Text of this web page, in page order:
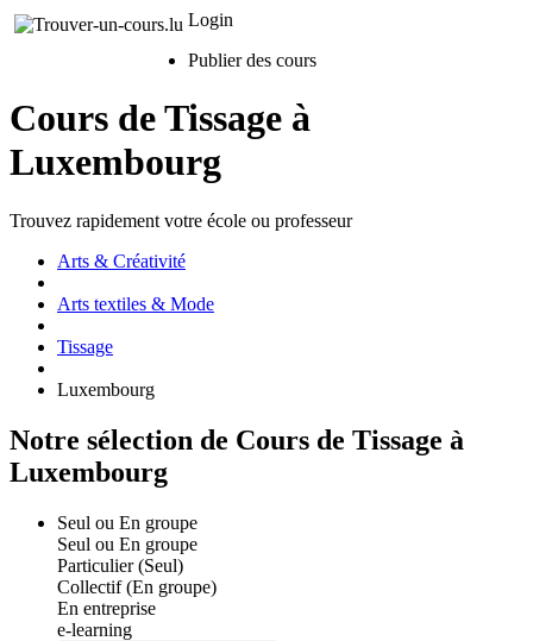
Login
Publier des cours
Cours de Tissage à
Luxembourg
Trouvez rapidement votre école ou professeur
Arts & Créativité
Arts textiles & Mode
Tissage
Luxembourg
Notre sélection de Cours de Tissage à
Luxembourg
Seul ou En groupe
Seul ou En groupe
Particulier (Seul)
Collectif (En groupe)
En entreprise
e-learning